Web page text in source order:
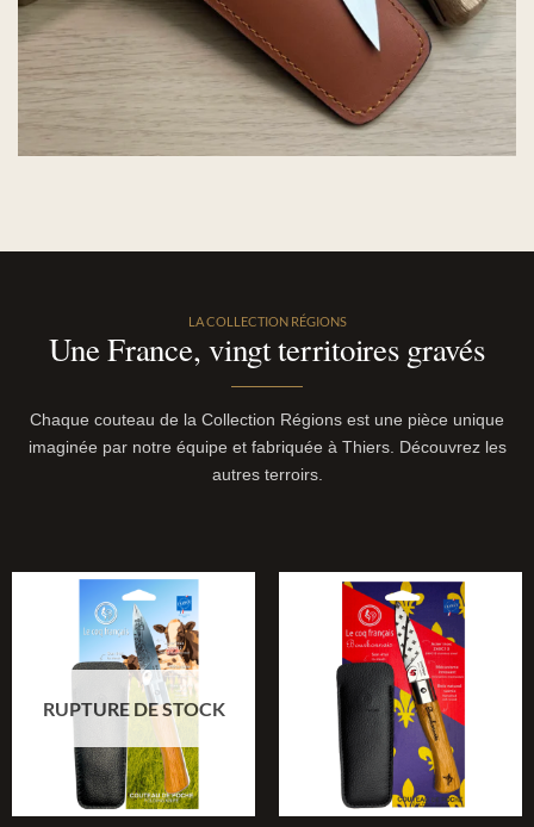
LA COLLECTION RÉGIONS
Une France, vingt territoires gravés
Chaque couteau de la Collection Régions est une pièce unique
imaginée par notre équipe et fabriquée à Thiers. Découvrez les
autres terroirs.
RUPTURE DE STOCK